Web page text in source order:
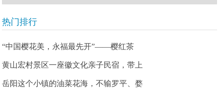
热门排行
“中国樱花美，永福最先开”——樱红茶
黄山宏村景区一座徽文化亲子民宿，带上
岳阳这个小镇的油菜花海，不输罗平、婺